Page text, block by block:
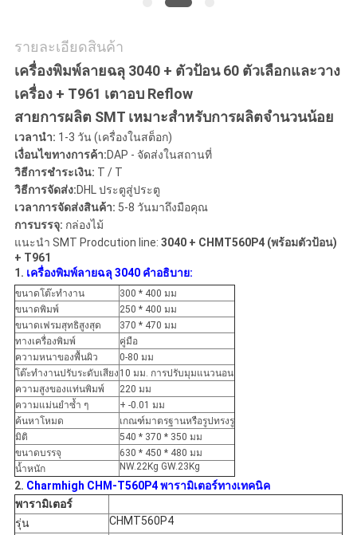
นโยบาย
ความ
เป็น
ส่วน
ตัว
รายละเอียดสินค้า
เครื่องพิมพ์ลายฉลุ 3040 + ตัวป้อน 60 ตัวเลือกและวาง
เครื่อง + T961 เตาอบ Reflow
สายการผลิต SMT เหมาะสำหรับการผลิตจำนวนน้อย
เวลานำ: 1-3 วัน (เครื่องในสต็อก)
เงื่อนไขทางการค้า:DAP - จัดส่งในสถานที่
วิธีการชำระเงิน: T / T
วิธีการจัดส่ง:DHL ประตูสู่ประตู
เวลาการจัดส่งสินค้า: 5-8 วันมาถึงมือคุณ
การบรรจุ: กล่องไม้
แนะนำ SMT Prodcution line: 3040 + CHMT560P4 (พร้อมตัวป้อน)
+ T961
1. เครื่องพิมพ์ลายฉลุ 3040 คำอธิบาย:
ขนาดโต๊ะทำงาน
300 * 400 มม
ขนาดพิมพ์
250 * 400 มม
ขนาดเฟรมสุทธิสูงสุด
370 * 470 มม
ทางเครื่องพิมพ์
คู่มือ
ความหนาของพื้นผิว
0-80 มม
โต๊ะทำงานปรับระดับเสียง 10 มม. การปรับมุมแนวนอน
ความสูงของแท่นพิมพ์
220 มม
ความแม่นยำซ้ำ ๆ
+ -0.01 มม
ค้นหาโหมด
เกณฑ์มาตรฐานหรือรูปทรงรู
มิติ
540 * 370 * 350 มม
ขนาดบรรจุ
630 * 450 * 480 มม
น้ำหนัก
NW.22Kg GW.23Kg
2. Charmhigh CHM-T560P4 พารามิเตอร์ทางเทคนิค
พารามิเตอร์
รุ่น
CHMT560P4